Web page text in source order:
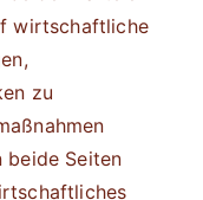
wirtschaftliche
zu
beide Seiten